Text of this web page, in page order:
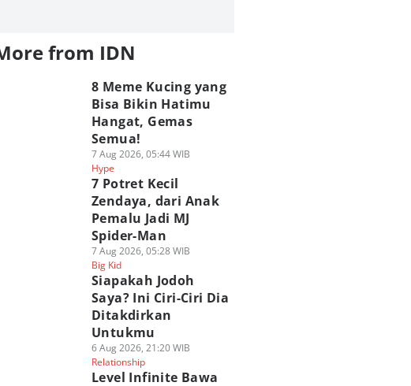
from IDN
8 Meme Kucing yang
Bisa Bikin Hatimu
Hangat, Gemas
Semua!
7 Aug 2026, 05:44 WIB
Hype
7 Potret Kecil
Zendaya, dari Anak
Pemalu Jadi MJ
Spider-Man
7 Aug 2026, 05:28 WIB
Big Kid
Siapakah Jodoh
Saya? Ini Ciri-Ciri Dia
Ditakdirkan
Untukmu
6 Aug 2026, 21:20 WIB
Relationship
Level Infinite Bawa